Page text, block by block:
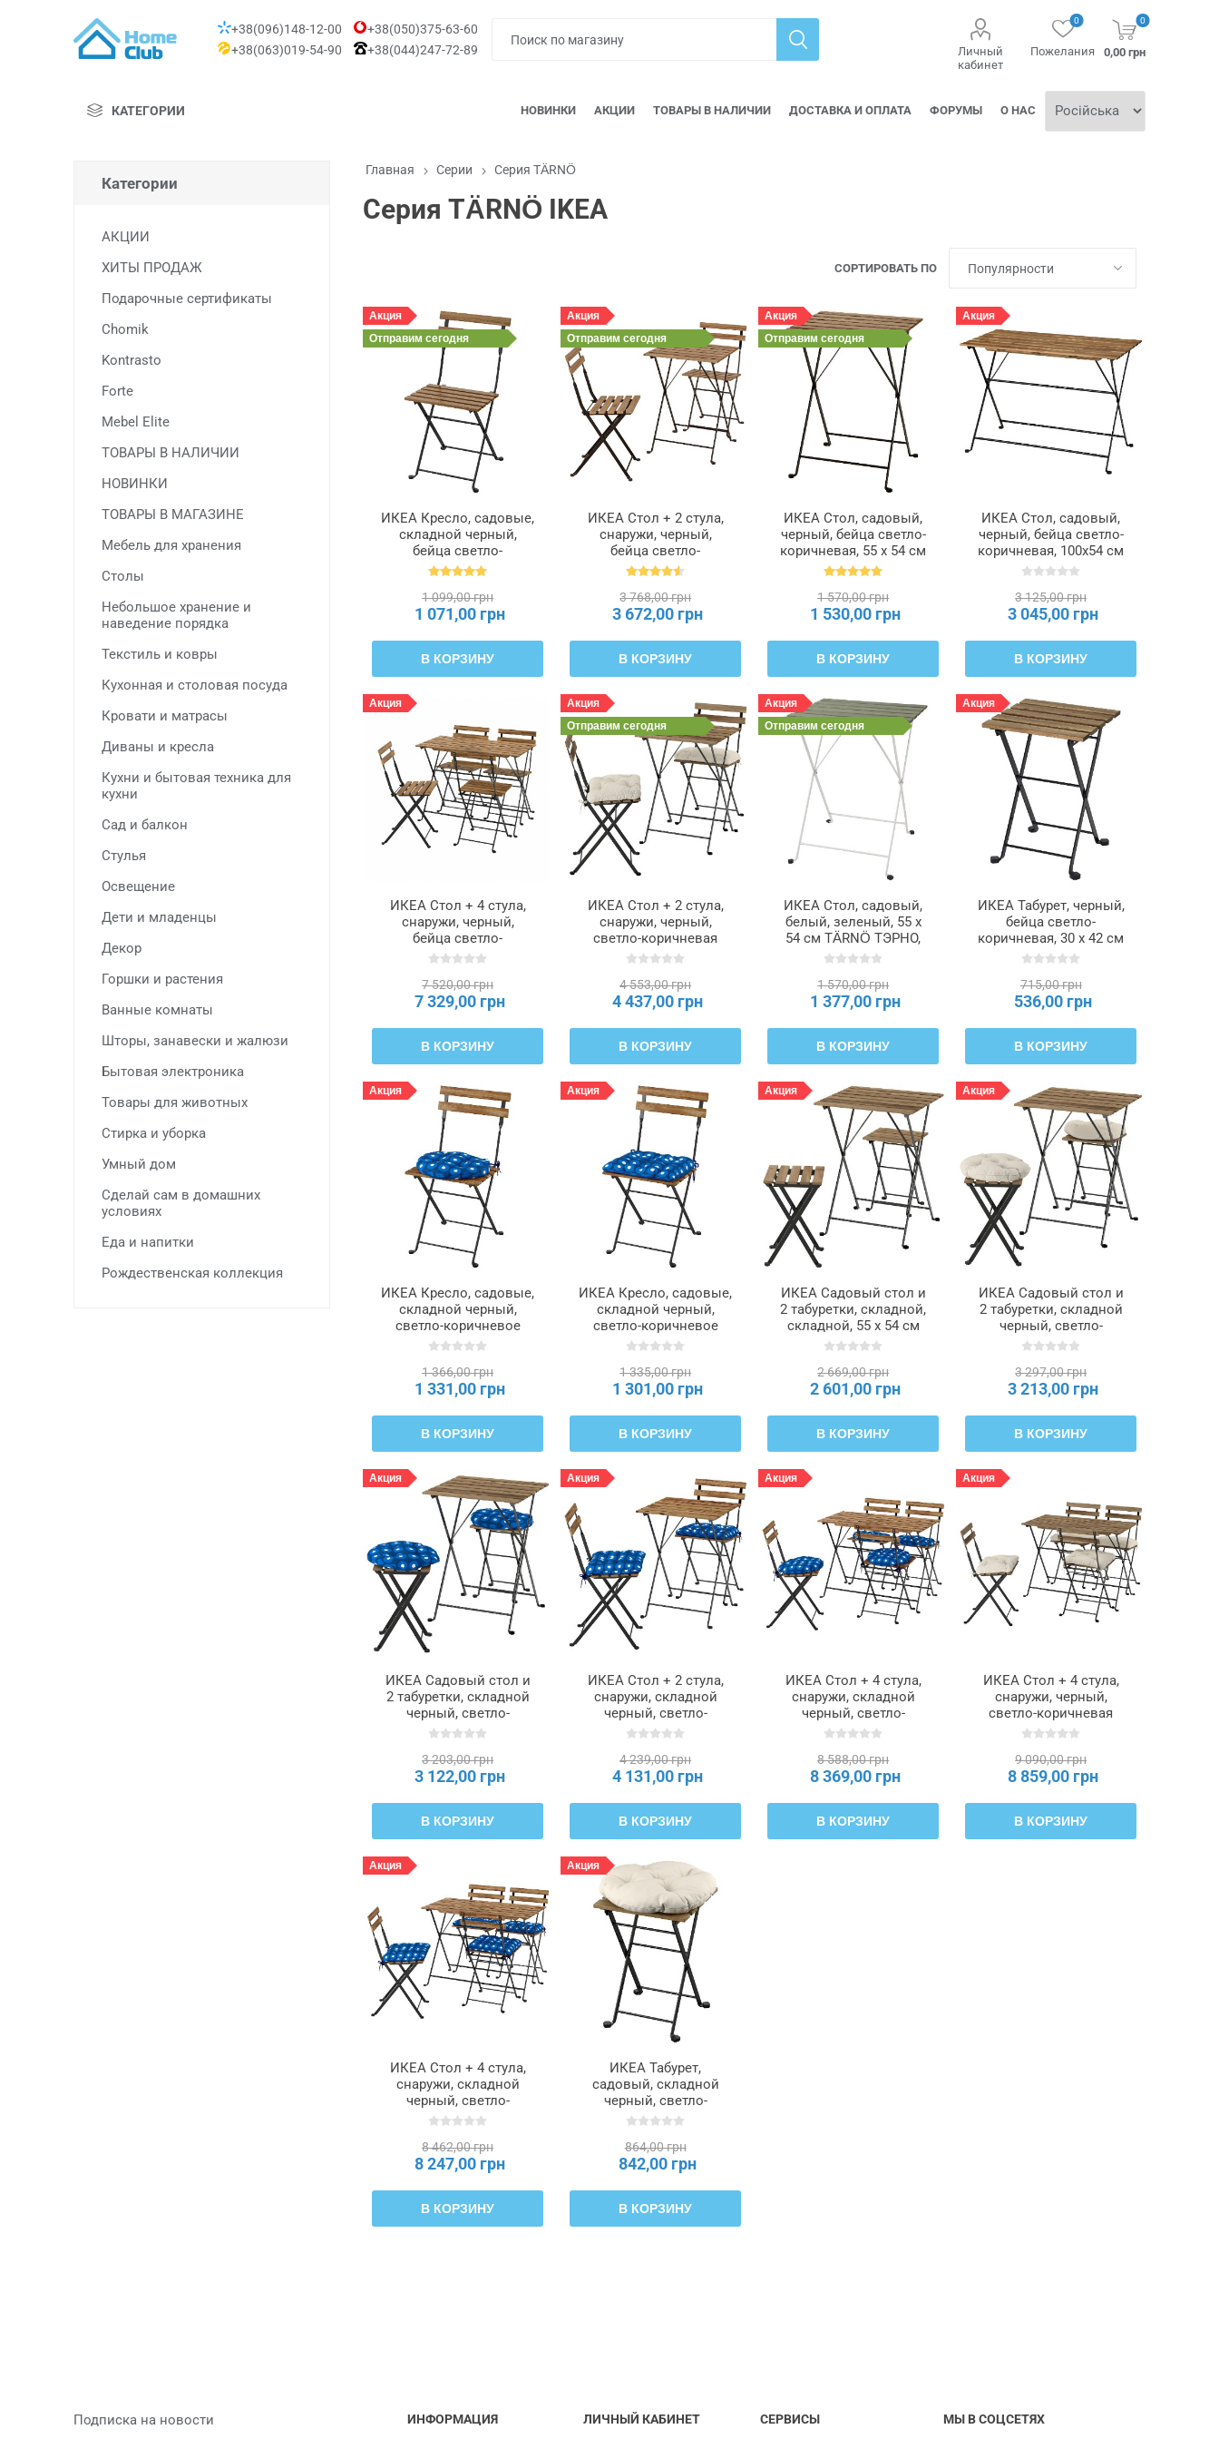
+38(096)148-12-00
+38(050)375-63-60
+38(063)019-54-90
+38(044)247-72-89
Личный
кабинет
Пожелания
0 0
0,00 грн
КАТЕГОРИИ НОВИНКИ АКЦИИ ТОВАРЫ В НАЛИЧИИ ДОСТАВКА И ОПЛАТА ФОРУМЫ О НАС
Категории
АКЦИИ
ХИТЫ ПРОДАЖ
Подарочные сертификаты
Chomik
Kontrasto
Forte
Mebel Elite
ТОВАРЫ В НАЛИЧИИ
НОВИНКИ
ТОВАРЫ В МАГАЗИНЕ
Мебель для хранения
Столы
Небольшое хранение и
наведение порядка
Текстиль и ковры
Кухонная и столовая посуда
Кровати и матрасы
Диваны и кресла
Кухни и бытовая техника для
кухни
Сад и балкон
Стулья
Освещение
Дети и младенцы
Декор
Горшки и растения
Ванные комнаты
Шторы, занавески и жалюзи
Бытовая электроника
Товары для животных
Стирка и уборка
Умный дом
Сделай сам в домашних
условиях
Еда и напитки
Рождественская коллекция
Главная Серии Серия TÄRNÖ
Серия TÄRNÖ IKEA
СОРТИРОВАТЬ ПО
Акция
Отправим сегодня
ИКЕА Кресло, садовые,
складной черный,
бейца светло-
коричневая TÄRNÖ
1 099,00 грн
1 071,00 грн
В КОРЗИНУ
Акция
Отправим сегодня
ИКЕА Стол + 2 стула,
снаружи, черный,
бейца светло-
коричневая TÄRNÖ
3 768,00 грн
3 672,00 грн
В КОРЗИНУ
Акция
Отправим сегодня
ИКЕА Стол, садовый,
черный, бейца светло-
коричневая, 55 х 54 см
TÄRNÖ ТЭРНО,
1 570,00 грн
1 530,00 грн
В КОРЗИНУ
Акция
ИКЕА Стол, садовый,
черный, бейца светло-
коричневая, 100x54 см
TÄRNÖ ТЭРНО,
3 125,00 грн
3 045,00 грн
В КОРЗИНУ
Акция
ИКЕА Стол + 4 стула,
снаружи, черный,
бейца светло-
коричневая TÄRNÖ
7 520,00 грн
7 329,00 грн
В КОРЗИНУ
Акция
Отправим сегодня
ИКЕА Стол + 2 стула,
снаружи, черный,
светло-коричневая
морилка,
складной Kuddarna
светло-серо-бежевый,
4 553,00 грн
4 437,00 грн
В КОРЗИНУ
Акция
Отправим сегодня
ИКЕА Стол, садовый,
белый, зеленый, 55 х
54 см TÄRNÖ ТЭРНО,
705.309.54
1 570,00 грн
1 377,00 грн
В КОРЗИНУ
Акция
ИКЕА Табурет, черный,
бейца светло-
коричневая, 30 x 42 см
TÄRNÖ ТЭРНО,
715,00 грн
536,00 грн
В КОРЗИНУ
Акция
ИКЕА Кресло, садовые,
складной черный,
светло-коричневое
морилка, Клосан
ТЭРНО, 195.761.82
1 366,00 грн
1 331,00 грн
В КОРЗИНУ
Акция
ИКЕА Кресло, садовые,
складной черный,
светло-коричневое
морилка, Клосан
ТЭРНО, 995.761.83
1 335,00 грн
1 301,00 грн
В КОРЗИНУ
Акция
ИКЕА Садовый стол и
2 табуретки, складной,
складной, 55 х 54 см
TÄRNÖ ТЭРНО,
2 669,00 грн
2 601,00 грн
В КОРЗИНУ
Акция
ИКЕА Садовый стол и
2 табуретки, складной
черный, светло-
коричневое морилка,
светло-серо-бежевый,
55 х 54 см TÄRNÖ
3 297,00 грн
3 213,00 грн
В КОРЗИНУ
Акция
ИКЕА Садовый стол и
2 табуретки, складной
черный, светло-
коричневое морилка,
синий, 55 х 54 см
TÄRNÖ ТЭРНО,
3 203,00 грн
3 122,00 грн
В КОРЗИНУ
Акция
ИКЕА Стол + 2 стула,
снаружи, складной
черный, светло-
коричневое морилка,
синий, 55 х 54 см
TÄRNÖ ТЭРНО,
4 239,00 грн
4 131,00 грн
В КОРЗИНУ
Акция
ИКЕА Стол + 4 стула,
снаружи, складной
черный, светло-
коричневое морилка,
синий, 100x54 см
TÄRNÖ ТЭРНО,
8 588,00 грн
8 369,00 грн
В КОРЗИНУ
Акция
ИКЕА Стол + 4 стула,
снаружи, черный,
светло-коричневая
морилка,
складной Kuddarna
светло-серо-бежевый,
9 090,00 грн
8 859,00 грн
В КОРЗИНУ
Акция
ИКЕА Стол + 4 стула,
снаружи, складной
черный, светло-
коричневое морилка,
синий, 100x54 см
TÄRNÖ ТЭРНО,
8 462,00 грн
8 247,00 грн
В КОРЗИНУ
Акция
ИКЕА Табурет,
садовый, складной
черный, светло-
коричневое морилка,
бежевый TÄRNÖ
ТЭРНО, 796.155.19
864,00 грн
842,00 грн
В КОРЗИНУ
Подписка на новости ИНФОРМАЦИЯ ЛИЧНЫЙ КАБИНЕТ СЕРВИСЫ МЫ В СОЦСЕТЯХ